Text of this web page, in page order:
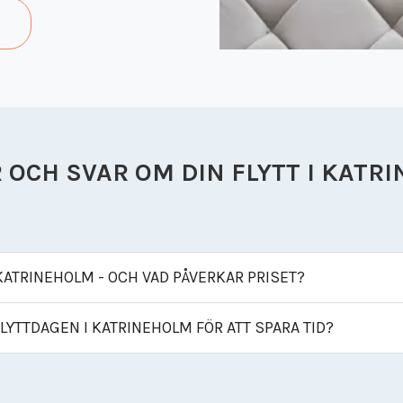
OCH SVAR OM DIN FLYTT I
- OCH VAD PÅVERKAR PRISET?
storlek, mängden kartonger/möbler,
I KATRINEHOLM FÖR ATT SPARA TID?